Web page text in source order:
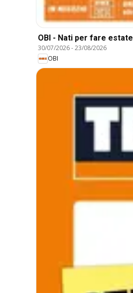
OBI - Nati per fare estate
30/07/2026-23/08/2026
OBI